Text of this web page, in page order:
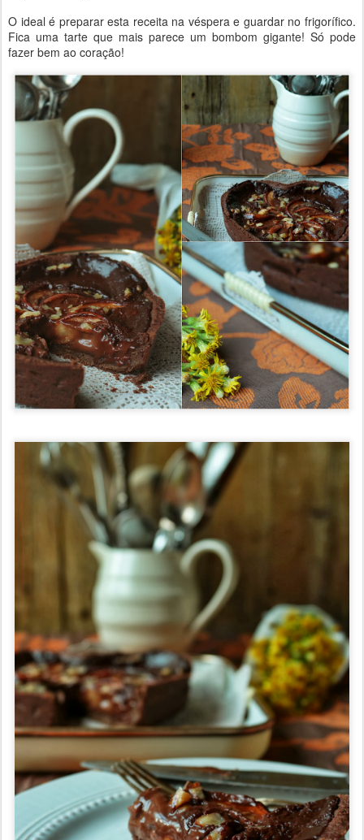
O ideal é preparar esta receita na véspera e guardar no frigorífico.
Fica uma tarte que mais parece um bombom gigante! Só pode
fazer bem ao coração!